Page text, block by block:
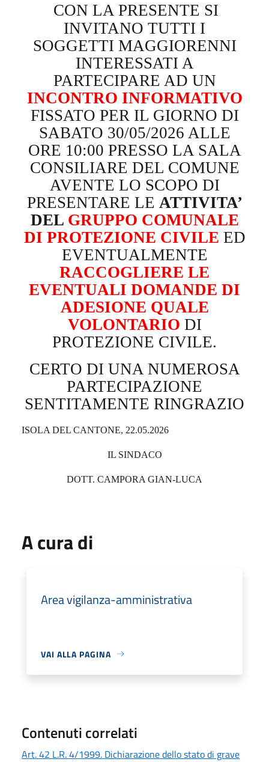
CON LA PRESENTE SI
INVITANO TUTTI I
SOGGETTI MAGGIORENNI
INTERESSATI A
PARTECIPARE AD UN
INCONTRO INFORMATIVO
FISSATO PER IL GIORNO DI
SABATO 30/05/2026 ALLE
ORE 10:00 PRESSO LA SALA
CONSILIARE DEL COMUNE
AVENTE LO SCOPO DI
PRESENTARE LE ATTIVITA’
DEL GRUPPO COMUNALE
DI PROTEZIONE CIVILE ED
EVENTUALMENTE
RACCOGLIERE LE
EVENTUALI DOMANDE DI
ADESIONE QUALE
VOLONTARIO DI
PROTEZIONE CIVILE.
CERTO DI UNA NUMEROSA
PARTECIPAZIONE
SENTITAMENTE RINGRAZIO
ISOLA DEL CANTONE, 22.05.2026
IL SINDACO
DOTT. CAMPORA GIAN-LUCA
A cura di
Area vigilanza-amministrativa
VAI ALLA PAGINA
Contenuti correlati
Art. 42 L.R. 4/1999. Dichiarazione dello stato di grave